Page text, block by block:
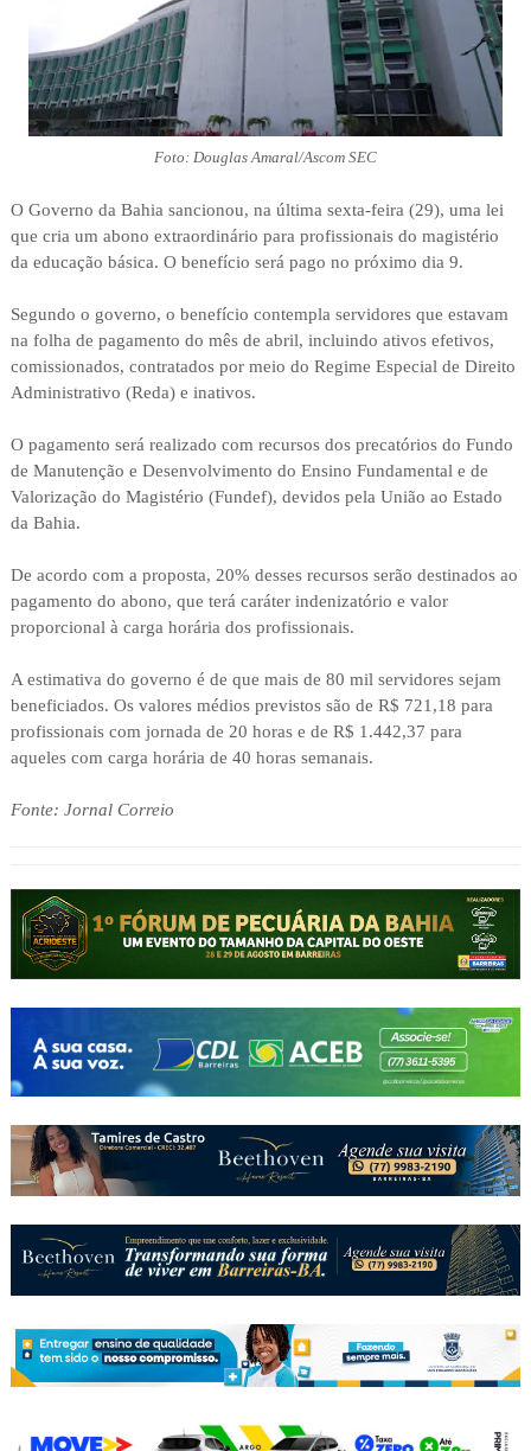
Foto: Douglas Amaral/Ascom SEC
O Governo da Bahia sancionou, na última sexta-feira (29), uma lei
que cria um abono extraordinário para profissionais do magistério
da educação básica. O benefício será pago no próximo dia 9.
Segundo o governo, o benefício contempla servidores que estavam
na folha de pagamento do mês de abril, incluindo ativos efetivos,
comissionados, contratados por meio do Regime Especial de Direito
Administrativo (Reda) e inativos.
O pagamento será realizado com recursos dos precatórios do Fundo
de Manutenção e Desenvolvimento do Ensino Fundamental e de
Valorização do Magistério (Fundef), devidos pela União ao Estado
da Bahia.
De acordo com a proposta, 20% desses recursos serão destinados ao
pagamento do abono, que terá caráter indenizatório e valor
proporcional à carga horária dos profissionais.
A estimativa do governo é de que mais de 80 mil servidores sejam
beneficiados. Os valores médios previstos são de R$ 721,18 para
profissionais com jornada de 20 horas e de R$ 1.442,37 para
aqueles com carga horária de 40 horas semanais.
Fonte: Jornal Correio